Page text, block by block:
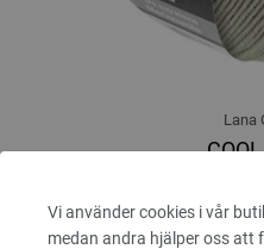
Vi använder cookies i vår
medan andra hjälper oss att
Lana
Löplängd:
Tjocklek på